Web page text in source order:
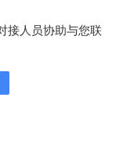
接人员协助与您联